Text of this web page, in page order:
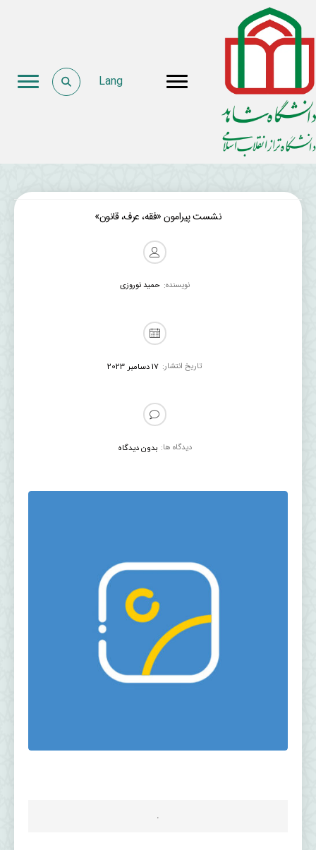
Lang
نشست پیرامون «فقه، عرف، قانون»
نویسنده: حمید نوروزی
تاریخ انتشار: 17 دسامبر 2023
دیدگاه ها: بدون دیدگاه
.